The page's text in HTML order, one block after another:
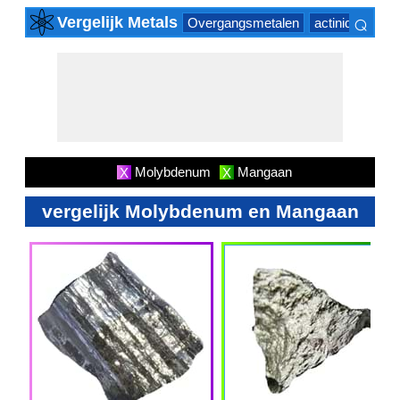
Vergelijk Metals Overgangsmetalen actinide Series
⌕
X Molybdenum X Mangaan
vergelijk Molybdenum en Mangaan